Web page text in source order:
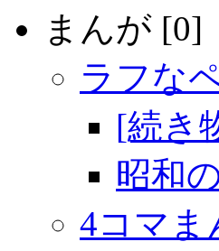
まんが [0]
ラフな
[続き
昭和
4コマま